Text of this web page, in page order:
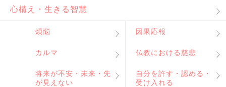
心構え・生きる智慧
煩悩 因果応報
カルマ 仏教における慈悲
将来が不安・未来・先
が見えない
自分を許す・認める・
受け入れる